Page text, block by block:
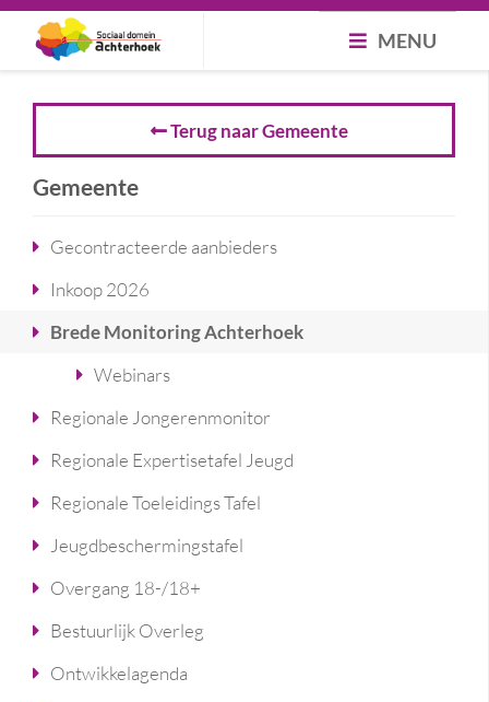
MENU
Terug naar Gemeente
Gemeente
Gecontracteerde aanbieders
Inkoop 2026
Brede Monitoring Achterhoek
Webinars
Regionale Jongerenmonitor
Regionale Expertisetafel Jeugd
Regionale Toeleidings Tafel
Jeugdbeschermingstafel
Overgang 18-/18+
Bestuurlijk Overleg
Ontwikkelagenda